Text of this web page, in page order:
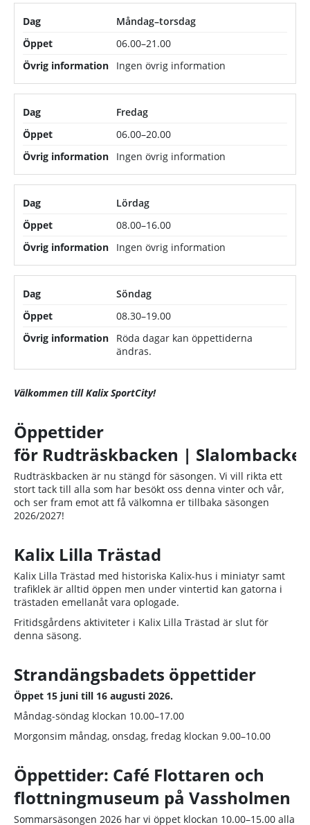
Dag
Öppet
Övrig information
Måndag–torsdag
06.00–21.00
Ingen övrig information
Fredag
06.00–20.00
Ingen övrig information
Lördag
08.00–16.00
Ingen övrig information
Söndag
08.30–19.00
Röda dagar kan öppettiderna
ändras.
Välkommen till Kalix SportCity!
Öppettider
för Rudträskbacken |
Rudträskbacken är nu stängd för säsongen. Vi vill rikta ett
stort tack till alla som har besökt oss denna vinter och vår,
och ser fram emot att få välkomna er tillbaka säsongen
2026/2027!
Kalix Lilla Trästad
Kalix Lilla Trästad med historiska Kalix-hus i miniatyr samt
trafiklek är alltid öppen men under vintertid kan gatorna i
trästaden emellanåt vara oplogade.
Fritidsgårdens aktiviteter i Kalix Lilla Trästad är slut för
denna säsong.
Strandängsbadets öppettider
Öppet 15 juni till 16 augusti 2026.
Måndag-söndag klockan 10.00–17.00
Morgonsim måndag, onsdag, fredag klockan 9.00–10.00
Öppettider: Café Flottaren och
flottningmuseum på Vassholmen
Sommarsäsongen 2026 har vi öppet klockan 10.00–15.00 alla